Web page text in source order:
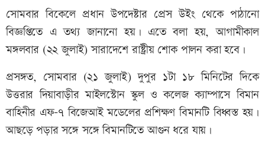
সোমবার বিকেলে প্রধান উপদেষ্টার প্রেস উইং থেকে পাঠানো
বিজ্ঞপ্তিতে এ তথ্য জানানো হয়। এতে বলা হয়, আগামীকাল
মঙ্গলবার (২২ জুলাই) সারাদেশে রাষ্ট্রীয় শোক পালন করা হবে।
প্রসঙ্গত, সোমবার (২১ জুলাই) দুপুর ১টা ১৮ মিনিটের দিকে
উত্তরার দিয়াবাড়ীর মাইলস্টোন স্কুল ও কলেজ ক্যাম্পাসে বিমান
বাহিনীর এফ-৭ বিজেআই মডেলের প্রশিক্ষণ বিমানটি বিধ্বস্ত হয়।
আছড়ে পড়ার সঙ্গে সঙ্গে বিমানটিতে আগুন ধরে যায়।